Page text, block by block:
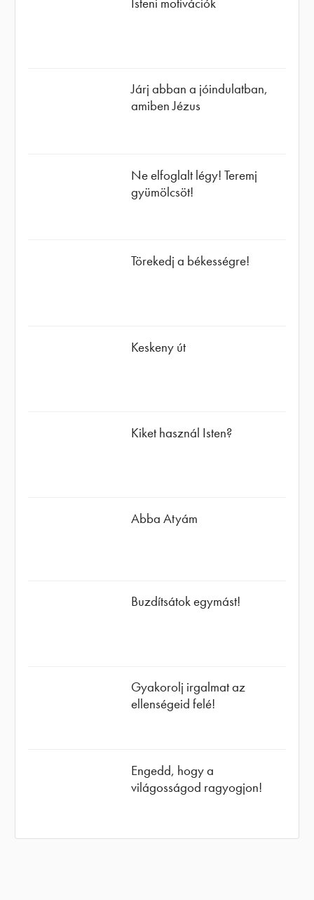
Járj abban a jóindulatban,
amiben Jézus
Ne elfoglalt légy! Teremj
gyümölcsöt!
Törekedj a békességre!
Keskeny út
Kiket használ Isten?
Abba Atyám
Buzdítsátok egymást!
Gyakorolj irgalmat az
ellenségeid felé!
Engedd, hogy a
világosságod ragyogjon!